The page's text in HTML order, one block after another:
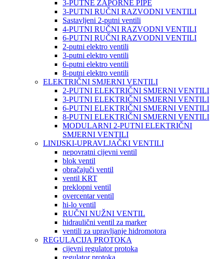
3-PUTNE ZAPORNE PIPE
3-PUTNI RUČNI RAZVODNI VENTILI
Sastavljeni 2-putni ventili
4-PUTNI RUČNI RAZVODNI VENTILI
6-PUTNI RUČNI RAZVODNI VENTILI
2-putni elektro ventili
3-putni elektro ventili
6-putni elektro ventili
8-putni elektro ventili
ELEKTRIČNI SMJERNI VENTILI
2-PUTNI ELEKTRIČNI SMJERNI VENTILI
3-PUTNI ELEKTRIČNI SMJERNI VENTILI
6-PUTNI ELEKTRIČNI SMJERNI VENTILI
8-PUTNI ELEKTRIČNI SMJERNI VENTILI
MODULARNI 2-PUTNI ELEKTRIČNI
SMJERNI VENTILI
LINIJSKI-UPRAVLJAČKI VENTILI
nepovratni cijevni ventil
blok ventil
obračajuči ventil
ventil KRT
preklopni ventil
overcentar ventil
hi-lo ventil
RUČNI NUŽNI VENTIL
hidraulični ventil za marker
ventili za upravljanje hidromotora
REGULACIJA PROTOKA
cijevni regulator protoka
regulator protoka